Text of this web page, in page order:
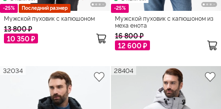
-25%
Последний размер
Мужской пуховик с капюшоном
13 800 ₽
10 350 ₽
-25%
Мужской пуховик с капюшоном из
меха енота
16 800 ₽
12 600 ₽
32034 28404